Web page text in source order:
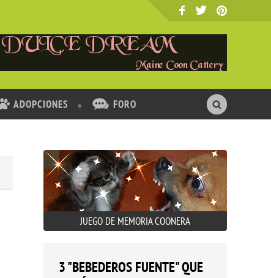
ADOPCIONES FORO
JUEGO DE MEMORIA COONERA
3 "BEBEDEROS FUENTE" QUE